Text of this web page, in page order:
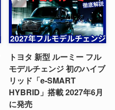
トヨタ 新型 ルーミー フル
モデルチェンジ 初のハイブ
リッド「e-SMART
HYBRID」搭載 2027年6月
に発売